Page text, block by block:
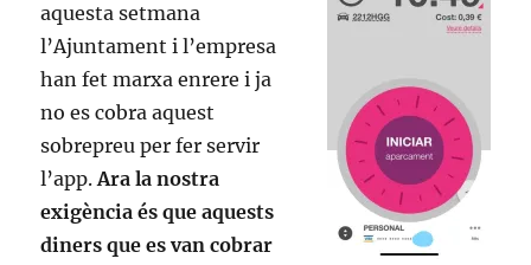
aquesta setmana
l’Ajuntament i l’empresa
han fet marxa enrere i ja
no es cobra aquest
sobrepreu per fer servir
l’app.Ara la nostra
exigència és que aquests
diners que es van cobrar